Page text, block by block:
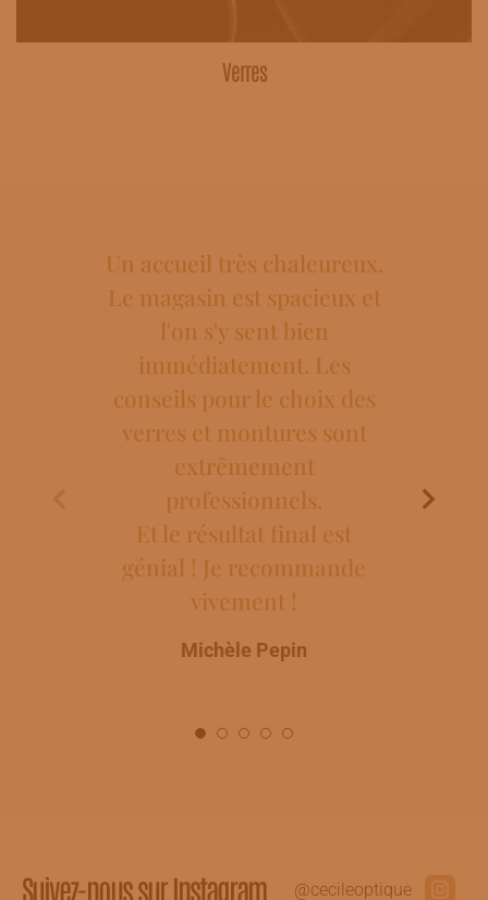
Verres
Un accueil très chaleureux.
Le magasin est spacieux et
l'on s'y sent bien
immédiatement. Les
conseils pour le choix des
verres et montures sont
extrêmement
professionnels.
Et le résultat final est
génial ! Je recommande
vivement !
Michèle Pepin
Suivez-nous sur Instagram @cecileoptique